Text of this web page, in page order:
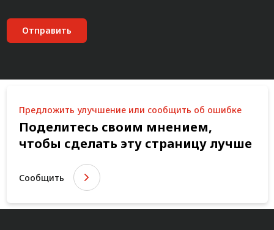
Отправить
Предложить улучшение или сообщить об ошибке
Поделитесь своим мнением,
чтобы сделать эту страницу лучше
Сообщить